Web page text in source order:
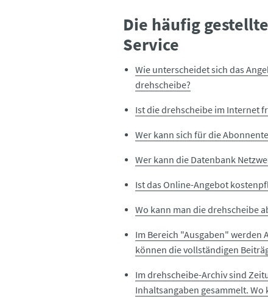
Die häufig
Service
Wie unterscheidet sich das
drehscheibe?
Ist die drehscheibe im Internet
Wer kann sich für die
Wer kann die Datenbank
Ist das Online-Angebot
Wo kann man die drehscheibe
Im Bereich "Ausgaben" werden
können die vollständigen
Im drehscheibe-Archiv sind
Inhaltsangaben gesammelt.